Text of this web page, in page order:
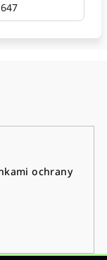
ochrany